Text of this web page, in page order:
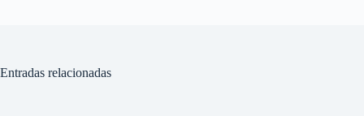
Entradas relacionadas